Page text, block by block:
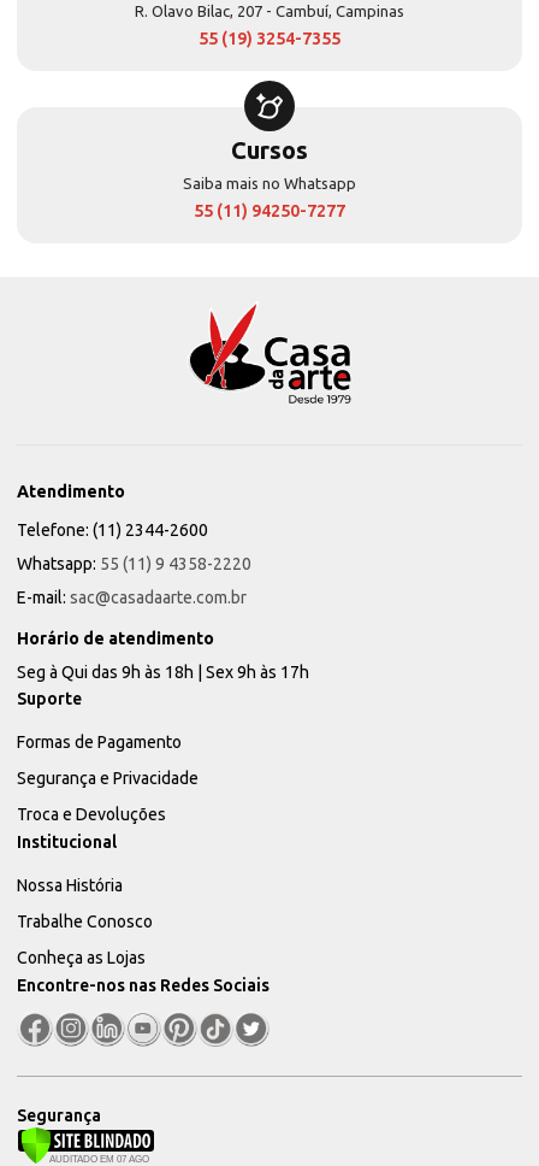
R. Olavo Bilac, 207 - Cambuí, Campinas
55 (19) 3254-7355
Cursos
Saiba mais no Whatsapp
55 (11) 94250-7277
Atendimento
Telefone: (11) 2344-2600
Whatsapp: 55 (11) 9 4358-2220
E-mail: sac@casadaarte.com.br
Horário de atendimento
Seg à Qui das 9h às 18h | Sex 9h às 17h
Suporte
Formas de Pagamento
Segurança e Privacidade
Troca e Devoluções
Institucional
Nossa História
Trabalhe Conosco
Conheça as Lojas
Encontre-nos nas Redes Sociais
Segurança